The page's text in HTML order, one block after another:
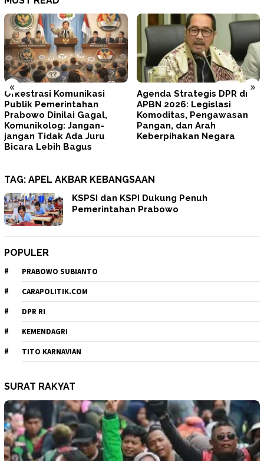
« »
Agenda Strategis DPR di
APBN 2026: Legislasi
Komoditas, Pengawasan
Pangan, dan Arah
Keberpihakan Negara
Tegas! Prabowo Minta
TNI–Polri Memperbaiki Diri
dan Mengunci
Profesionalisme
TAG: APEL AKBAR KEBANGSAAN
KSPSI dan KSPI Dukung Penuh
Pemerintahan Prabowo
POPULER
PRABOWO SUBIANTO
CARAPOLITIK.COM
DPR RI
KEMENDAGRI
TITO KARNAVIAN
SURAT RAKYAT